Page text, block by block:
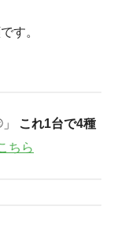
す。
これ1台で4種
ちら